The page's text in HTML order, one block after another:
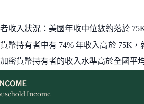
收入狀況：美國年收中位數約落於
幣持有者中有 74% 年收入高於 75K，
密貨幣持有者的收入水準高於全國平